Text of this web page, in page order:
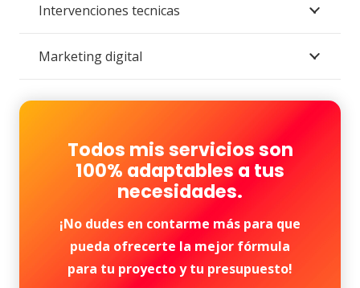
Intervenciones tecnicas
Marketing digital
Todos mis servicios son
100% adaptables a tus
necesidades.
¡No dudes en contarme más para que
pueda ofrecerte la mejor fórmula
para tu proyecto y tu presupuesto!